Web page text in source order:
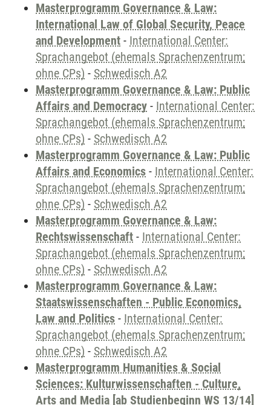
Masterprogramm Governance & Law:
International Law of Global Security, Peace
and Development - International Center:
Sprachangebot (ehemals Sprachenzentrum;
ohne CPs) - Schwedisch A2
Masterprogramm Governance & Law: Public
Affairs and Democracy - International Center:
Sprachangebot (ehemals Sprachenzentrum;
ohne CPs) - Schwedisch A2
Masterprogramm Governance & Law: Public
Affairs and Economics - International Center:
Sprachangebot (ehemals Sprachenzentrum;
ohne CPs) - Schwedisch A2
Masterprogramm Governance & Law:
Rechtswissenschaft - International Center:
Sprachangebot (ehemals Sprachenzentrum;
ohne CPs) - Schwedisch A2
Masterprogramm Governance & Law:
Staatswissenschaften - Public Economics,
Law and Politics - International Center:
Sprachangebot (ehemals Sprachenzentrum;
ohne CPs) - Schwedisch A2
Masterprogramm Humanities & Social
Sciences: Kulturwissenschaften - Culture,
Arts and Media [ab Studienbeginn WS 13/14]